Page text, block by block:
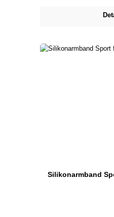
Silikonarmband